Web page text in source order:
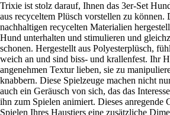
Trixie ist stolz darauf, Ihnen das 3er-Set
aus recyceltem Plüsch vorstellen zu können.
nachhaltigen recycelten Materialien
Hund unterhalten und stimulieren und
schonen. Hergestellt aus Polyesterplüsch,
weich an und sind biss- und krallenfest. Ihr
angenehmen Textur lieben, sie zu
knabbern. Diese Spielzeuge machen nicht
auch ein Geräusch von sich, das das
ihn zum Spielen animiert. Dieses anregende
Spielen Ihres Haustiers eine zusätzliche